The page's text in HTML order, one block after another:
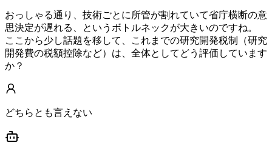
おっしゃる通り、技術ごとに所管が割れていて省庁横断の意
思決定が遅れる、というボトルネックが大きいのですね。
ここから少し話題を移して、これまでの研究開発税制（研究
開発費の税額控除など）は、全体としてどう評価しています
か？
どちらとも言えない